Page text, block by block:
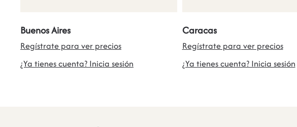
Buenos Aires
Regístrate para ver precios
¿Ya tienes cuenta? Inicia sesión
Caracas
Regístrate para ver precios
¿Ya tienes cuenta? Inicia sesión